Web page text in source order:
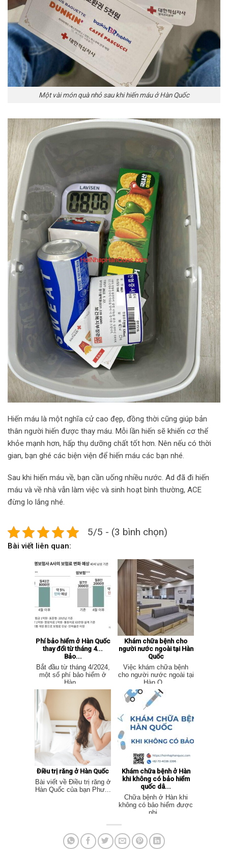
Một vài món quà nhỏ sau khi hiến máu ở Hàn Quốc
Hiến máu là một nghĩa cử cao đẹp, đồng thời cũng giúp bản
thân người hiến được thay máu. Mỗi lần hiến sẽ khiến cơ thể
khỏe mạnh hơn, hấp thụ dưỡng chất tốt hơn. Nên nếu có thời
gian, bạn ghé các biện viện để hiến máu các bạn nhé.
Sau khi hiến máu về, bạn cần uống nhiều nước. Ad đã đi hiến
máu và về nhà vẫn làm việc và sinh hoạt bình thường, ACE
đừng lo lắng nhé.
5/5 - (3 bình chọn)
Bài viết liên quan:
Phí bảo hiểm ở Hàn Quốc
thay đổi từ tháng 4...
Bảo...
Bắt đầu từ tháng 4/2024,
một số phí bảo hiểm ở
Hàn...
Khám chữa bệnh cho
người nước ngoài tại Hàn
Quốc
Việc khám chữa bệnh
cho người nước ngoài tại
Hàn Q...
Điều trị răng ở Hàn Quốc
Bài viết về Điều trị răng ở
Hàn Quốc của bạn Phư...
Khám chữa bệnh ở Hàn
khi không có bảo hiểm
quốc dâ...
Chữa bệnh ở Hàn khi
không có bảo hiểm được
nhi...